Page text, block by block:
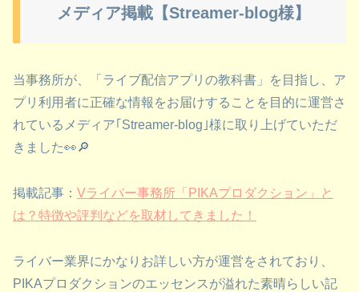
メディア掲載【Streamer-blog様】
当事務所が、「ライブ配信アプリの教科書」を目指し、ア
プリ利用者に正確な情報をお届けすることを目的に運営さ
れているメディア｢Streamer-blog｣様に取り上げていただ
きました👀🔎
掲載記事： Vライバー事務所「PIKAプロダクション」と
は？特徴や評判などを取材してきました！
ライバー業界にかなりお詳しい方が運営をされており、
PIKAプロダクションのエッセンスが溢れた素晴らしい記